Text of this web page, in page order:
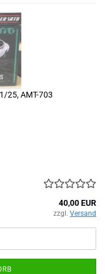
25, AMT-703
40,00 EUR
zzgl. Versand